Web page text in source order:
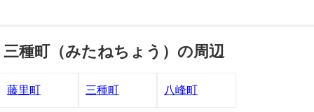
三種町（みたねちょう）の周辺
藤里町 三種町 八峰町